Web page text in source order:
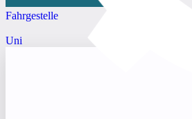
Fahrgestelle
Uni